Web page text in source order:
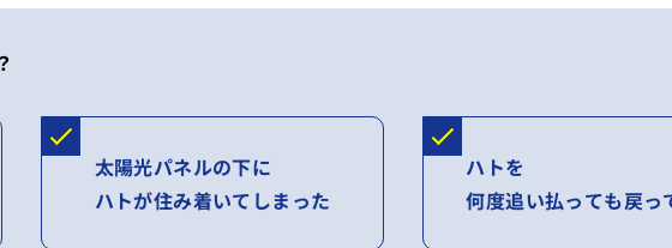
太陽光パネルの下に
ハトが住み着いてしまった
ハトを
何度追い払っても戻っ